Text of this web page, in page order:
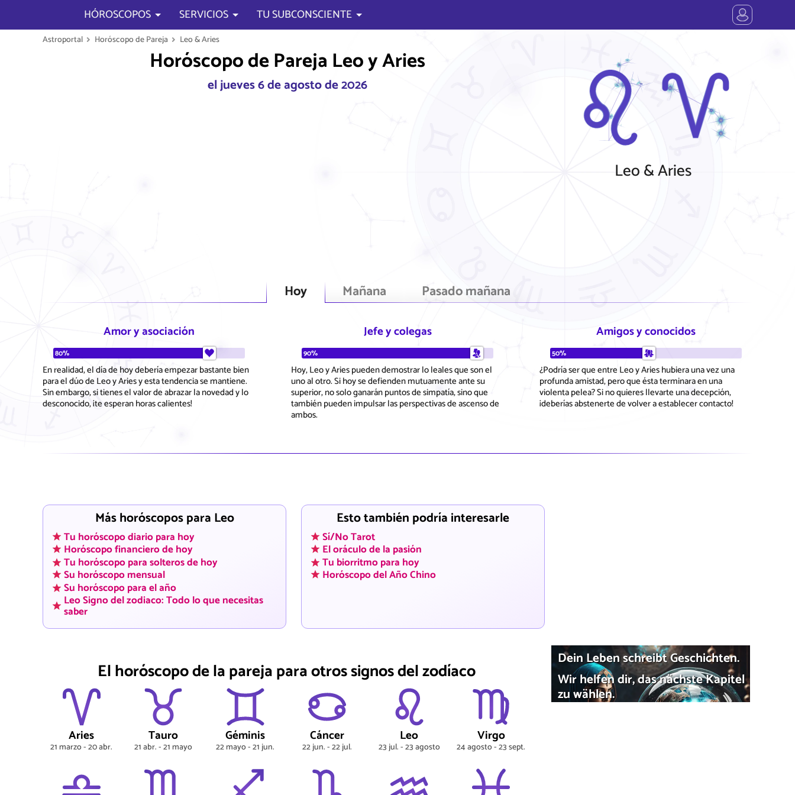
HÓROSCOPOS SERVICIOS TU SUBCONSCIENTE
Astroportal Horóscopo de Pareja Leo & Aries
Horóscopo de Pareja Leo y Aries
el jueves 6 de agosto de 2026
Leo & Aries
Hoy Mañana Pasado mañana
Amor y asociación
80%
En realidad, el día de hoy debería empezar bastante bien
para el dúo de Leo y Aries y esta tendencia se mantiene.
Sin embargo, si tienes el valor de abrazar la novedad y lo
desconocido, ¡te esperan horas calientes!
Jefe y colegas
90%
Hoy, Leo y Aries pueden demostrar lo leales que son el
uno al otro. Si hoy se defienden mutuamente ante su
superior, no solo ganarán puntos de simpatía, sino que
también pueden impulsar las perspectivas de ascenso de
ambos.
Amigos y conocidos
50%
¿Podría ser que entre Leo y Aries hubiera una vez una
profunda amistad, pero que ésta terminara en una
violenta pelea? Si no quieres llevarte una decepción,
¡deberías abstenerte de volver a establecer contacto!
Más horóscopos para Leo
Tu horóscopo diario para hoy
Horóscopo financiero de hoy
Tu horóscopo para solteros de hoy
Su horóscopo mensual
Su horóscopo para el año
Leo Signo del zodiaco: Todo lo que necesitas
saber
Esto también podría interesarle
Sí/No Tarot
El oráculo de la pasión
Tu biorritmo para hoy
Horóscopo del Año Chino
El horóscopo de la pareja para otros signos del zodíaco
Aries
21 marzo - 20 abr.
Tauro
21 abr. - 21 mayo
Géminis
22 mayo - 21 jun.
Cáncer
22 jun. - 22 jul.
Leo
23 jul. - 23 agosto
Virgo
24 agosto - 23 sept.
Dein Leben schreibt Geschichten.
Wir helfen dir, das nächste Kapitel
zu wählen.